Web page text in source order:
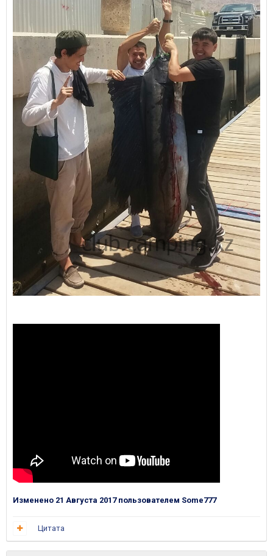
Изменено 21 Августа 2017пользователем Some777
Цитата